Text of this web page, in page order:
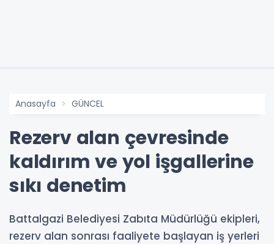
Anasayfa GÜNCEL
Rezerv alan çevresinde
kaldırım ve yol işgallerine
sıkı denetim
Battalgazi Belediyesi Zabıta Müdürlüğü ekipleri,
rezerv alan sonrası faaliyete başlayan iş yerleri